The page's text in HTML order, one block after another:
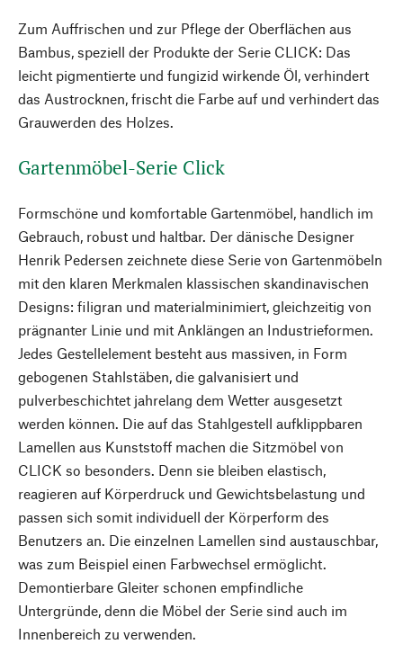
Zum Auffrischen und zur Pflege der Oberflächen aus
Bambus, speziell der Produkte der Serie CLICK: Das
leicht pigmentierte und fungizid wirkende Öl, verhindert
das Austrocknen, frischt die Farbe auf und verhindert das
Grauwerden des Holzes.
Gartenmöbel-Serie Click
Formschöne und komfortable Gartenmöbel, handlich im
Gebrauch, robust und haltbar. Der dänische Designer
Henrik Pedersen zeichnete diese Serie von Gartenmöbeln
mit den klaren Merkmalen klassischen skandinavischen
Designs: filigran und materialminimiert, gleichzeitig von
prägnanter Linie und mit Anklängen an Industrieformen.
Jedes Gestellelement besteht aus massiven, in Form
gebogenen Stahlstäben, die galvanisiert und
pulverbeschichtet jahrelang dem Wetter ausgesetzt
werden können. Die auf das Stahlgestell aufklippbaren
Lamellen aus Kunststoff machen die Sitzmöbel von
CLICK so besonders. Denn sie bleiben elastisch,
reagieren auf Körperdruck und Gewichtsbelastung und
passen sich somit individuell der Körperform des
Benutzers an. Die einzelnen Lamellen sind austauschbar,
was zum Beispiel einen Farbwechsel ermöglicht.
Demontierbare Gleiter schonen empfindliche
Untergründe, denn die Möbel der Serie sind auch im
Innenbereich zu verwenden.